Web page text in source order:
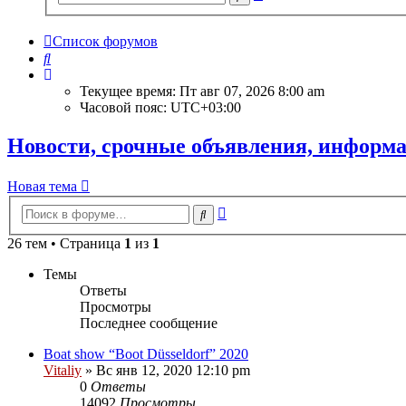
Список форумов
Поиск
Текущее время: Пт авг 07, 2026 8:00 am
Часовой пояс: UTC+03:00
Новости, срочные объявления,
Новая тема
Поиск
26 тем • Страница 1 из 1
Темы
Ответы
Просмотры
Последнее сообщение
Boat show “Boot Düsseldorf” 2020
Vitaliy » Вс янв 12, 2020 12:10 pm
0 Ответы
14092 Просмотры